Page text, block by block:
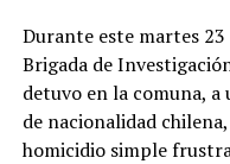
Durante este martes
Brigada de
detuvo en la comuna, a
de nacionalidad
homicidio simple